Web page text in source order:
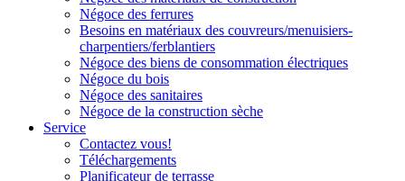
Négoce des ferrures
Besoins en matériaux des couvreurs/menuisiers-
charpentiers/ferblantiers
Négoce des biens de consommation électriques
Négoce du bois
Négoce des sanitaires
Négoce de la construction sèche
Service
Contactez vous!
Téléchargements
Planificateur de terrasse